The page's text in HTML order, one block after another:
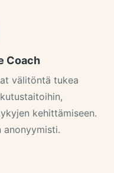
Coach
välitöntä tukea
kehittämiseen.
anonyymisti.